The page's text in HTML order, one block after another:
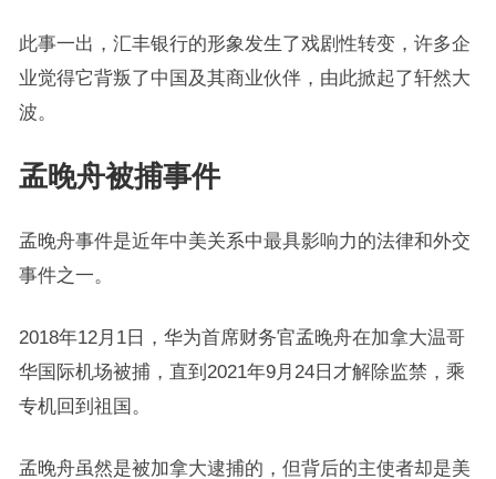
此事一出，汇丰银行的形象发生了戏剧性转变，许多企
业觉得它背叛了中国及其商业伙伴，由此掀起了轩然大
波。
孟晚舟被捕事件
孟晚舟事件是近年中美关系中最具影响力的法律和外交
事件之一。
2018年12月1日，华为首席财务官孟晚舟在加拿大温哥
华国际机场被捕，直到2021年9月24日才解除监禁，乘
专机回到祖国。
孟晚舟虽然是被加拿大逮捕的，但背后的主使者却是美